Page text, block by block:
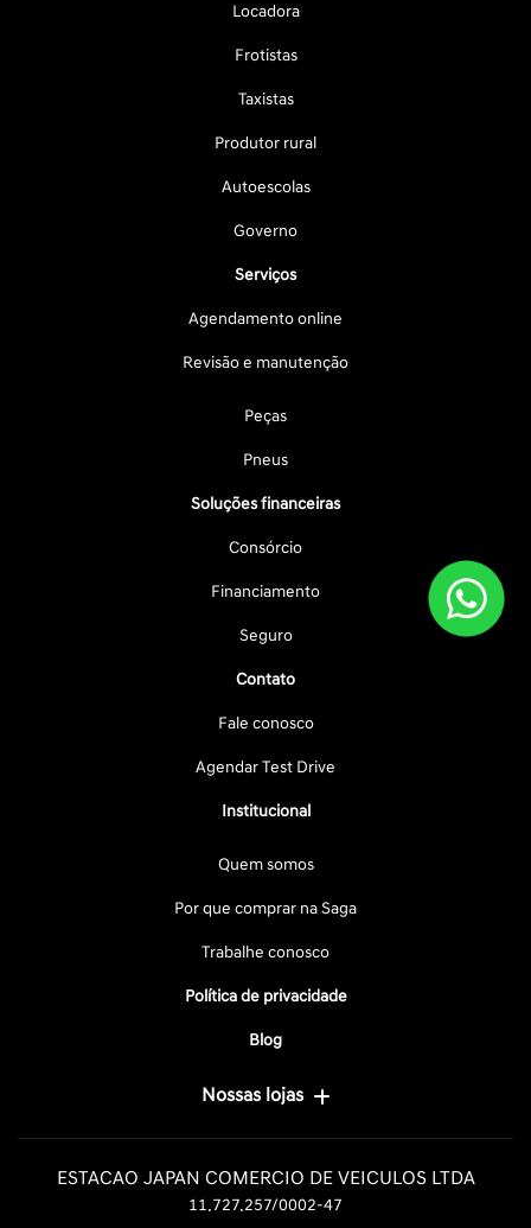
Locadora
Frotistas
Taxistas
Produtor rural
Autoescolas
Governo
Serviços
Agendamento online
Revisão e manutenção
Peças
Pneus
Soluções financeiras
Consórcio
Financiamento
Seguro
Contato
Fale conosco
Agendar Test Drive
Institucional
Quem somos
Por que comprar na Saga
Trabalhe conosco
Política de privacidade
Blog
Nossas lojas
ESTACAO JAPAN COMERCIO DE VEICULOS LTDA
11.727.257/0002-47